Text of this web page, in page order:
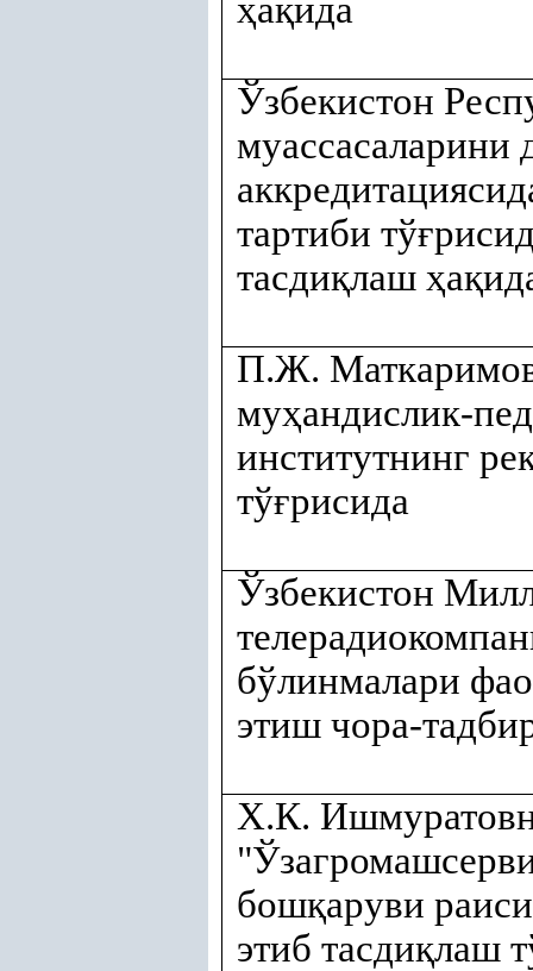
ҳақида
Ўзбекистон
муассасаларини
тартиби тўғ
тасдиқлаш ҳақ
П.Ж.
муҳандислик-
институтнинг
тўғрисида
Ўзбекистон
бўлинмалари
этиш чора-
Х.К.
бошқаруви
этиб тасдиқлаш